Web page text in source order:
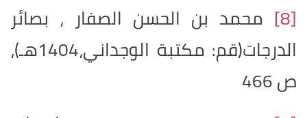
[8] محمد بن الحسن الصفار ، بصائر
الدرجات(قم: مكتبة الوجداني،1404هـ)،
ص 466